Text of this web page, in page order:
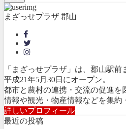
まざっせプラザ 郡山
「まざっせプラザ」は、郡山駅前
平成21年5月30日にオープン。
都市と農村の連携・交流の促進を
情報や観光・物産情報などを集約
詳しいプロフィール
最近の投稿